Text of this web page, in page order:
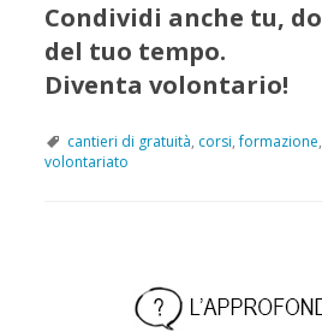
Condividi anche tu,
del tuo tempo.
Diventa volontario!
cantieri di gratuità, corsi,formazione
volontariato